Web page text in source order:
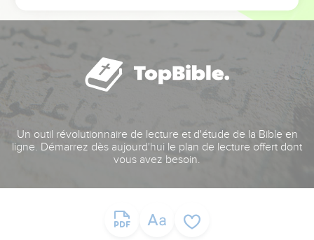
Un outil révolutionnaire de lecture et d'étude de la Bible en
ligne. Démarrez dès aujourd'hui le plan de lecture offert dont
vous avez besoin.